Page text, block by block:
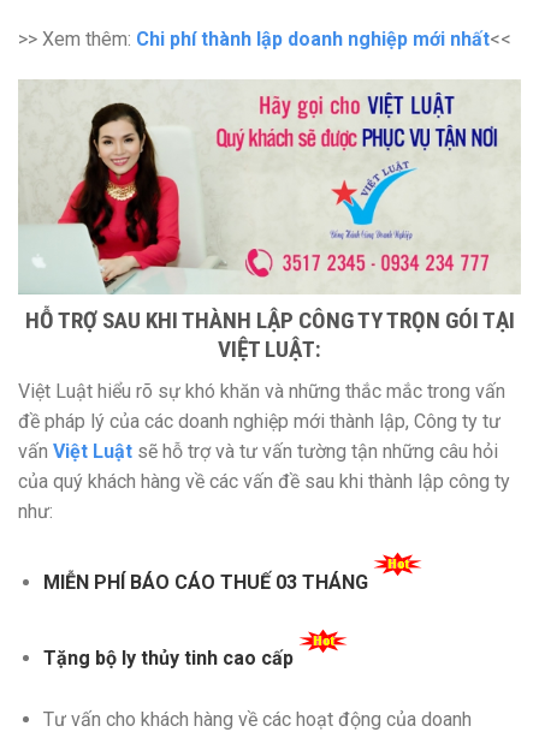
>> Xem thêm: Chi phí thành lập doanh nghiệp mới nhất<<
HỖ TRỢ SAU KHI THÀNH LẬP CÔNG TY TRỌN GÓI TẠI
VIỆT LUẬT:
Việt Luật hiểu rõ sự khó khăn và những thắc mắc trong vấn
đề pháp lý của các doanh nghiệp mới thành lập, Công ty tư
vấn Việt Luật sẽ hỗ trợ và tư vấn tường tận những câu hỏi
của quý khách hàng về các vấn đề sau khi thành lập công ty
như:
MIỄN PHÍ BÁO CÁO THUẾ 03 THÁNG
Tặng bộ ly thủy tinh cao cấp
Tư vấn cho khách hàng về các hoạt động của doanh